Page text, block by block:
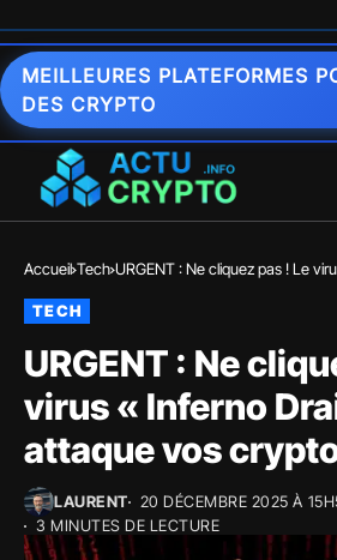
MEILLEURES PLATEFORMES
DES CRYPTO
Accueil Tech URGENT : Ne cliquez pas ! Le
TECH
URGENT : Ne
virus « Inferno
attaque vos
LAURENT
20 DÉCEMBRE 2025 À
3 MINUTES DE LECTURE